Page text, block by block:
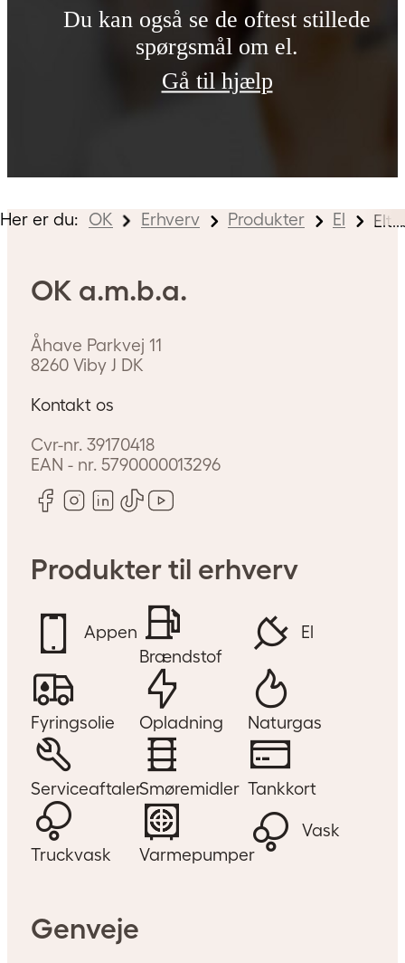
Du kan også se de oftest stillede
spørgsmål om el.
Gå til hjælp
Her er du: OK Erhverv Produkter El
OK a.m.b.a.
Åhave Parkvej 11
8260 Viby J DK
Kontakt os
Cvr-nr. 39170418
EAN - nr.5790000013296
Produkter til erhverv
Appen
Brændstof
El
Fyringsolie Opladning Naturgas
ServiceaftalerSmøremidler Tankkort
Truckvask Varmepumper
Vask
Genveje